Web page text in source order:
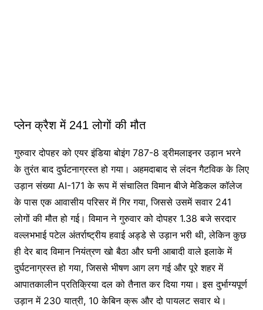
प्लेन क्रैश में 241 लोगों की मौत
गुरुवार दोपहर को एयर इंडिया बोइंग 787-8 ड्रीमलाइनर उड़ान भरने
के तुरंत बाद दुर्घटनाग्रस्त हो गया। अहमदाबाद से लंदन गैटविक के लिए
उड़ान संख्या AI-171 के रूप में संचालित विमान बीजे मेडिकल कॉलेज
के पास एक आवासीय परिसर में गिर गया, जिससे उसमें सवार 241
लोगों की मौत हो गई। विमान ने गुरुवार को दोपहर 1.38 बजे सरदार
वल्लभभाई पटेल अंतर्राष्ट्रीय हवाई अड्डे से उड़ान भरी थी, लेकिन कुछ
ही देर बाद विमान नियंत्रण खो बैठा और घनी आबादी वाले इलाके में
दुर्घटनाग्रस्त हो गया, जिससे भीषण आग लग गई और पूरे शहर में
आपातकालीन प्रतिक्रिया दल को तैनात कर दिया गया। इस दुर्भाग्यपूर्ण
उड़ान में 230 यात्री, 10 केबिन क्रू और दो पायलट सवार थे।